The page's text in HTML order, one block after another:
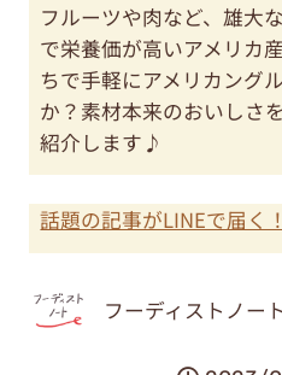
フルーツや肉など、雄大
で栄養価が高いアメリカ
ちで手軽にアメリカング
か？素材本来のおいしさ
紹介します♪
話題の記事がLINEで届く
フーディストノート